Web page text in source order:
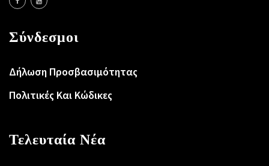
Σύνδεσμοι
Δήλωση Προσβασιμότητας
Πολιτικές Και Κώδικες
Τελευταία Νέα